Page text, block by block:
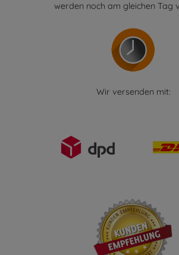
werden noch am gleichen Tag
Wir versenden mit: